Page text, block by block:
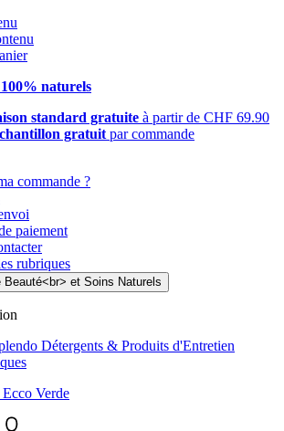
naturels
standard gratuite à partir de CHF 69.90
gratuit par commande
commande ?
paiement
rubriques
Détergents & Produits d'Entretien